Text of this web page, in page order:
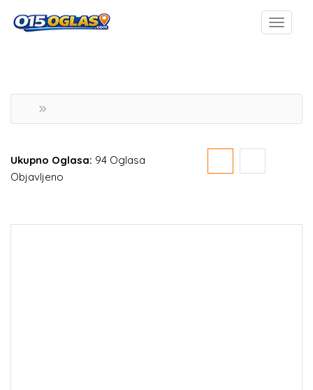
Ukupno Oglasa: 94 Oglasa
Objavljeno